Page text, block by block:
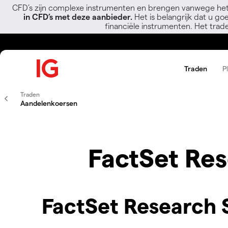
CFD’s zijn complexe instrumenten en brengen vanwege
in CFD’s met deze aanbieder. Het is belangrijk dat u
financiële instrumenten. Het
Traden
Traden
Aandelenkoersen
FactSet
FactSet Research